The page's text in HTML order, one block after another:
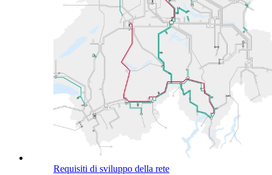
Requisiti di sviluppo della rete